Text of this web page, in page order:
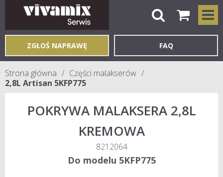
ZGŁOŚ NAPRAWĘ FAQ
Strona główna
Części malakserów
2,8L Artisan 5KFP775
POKRYWA MALAKSERA 2,8L
KREMOWA
8212064
Do modelu 5KFP775